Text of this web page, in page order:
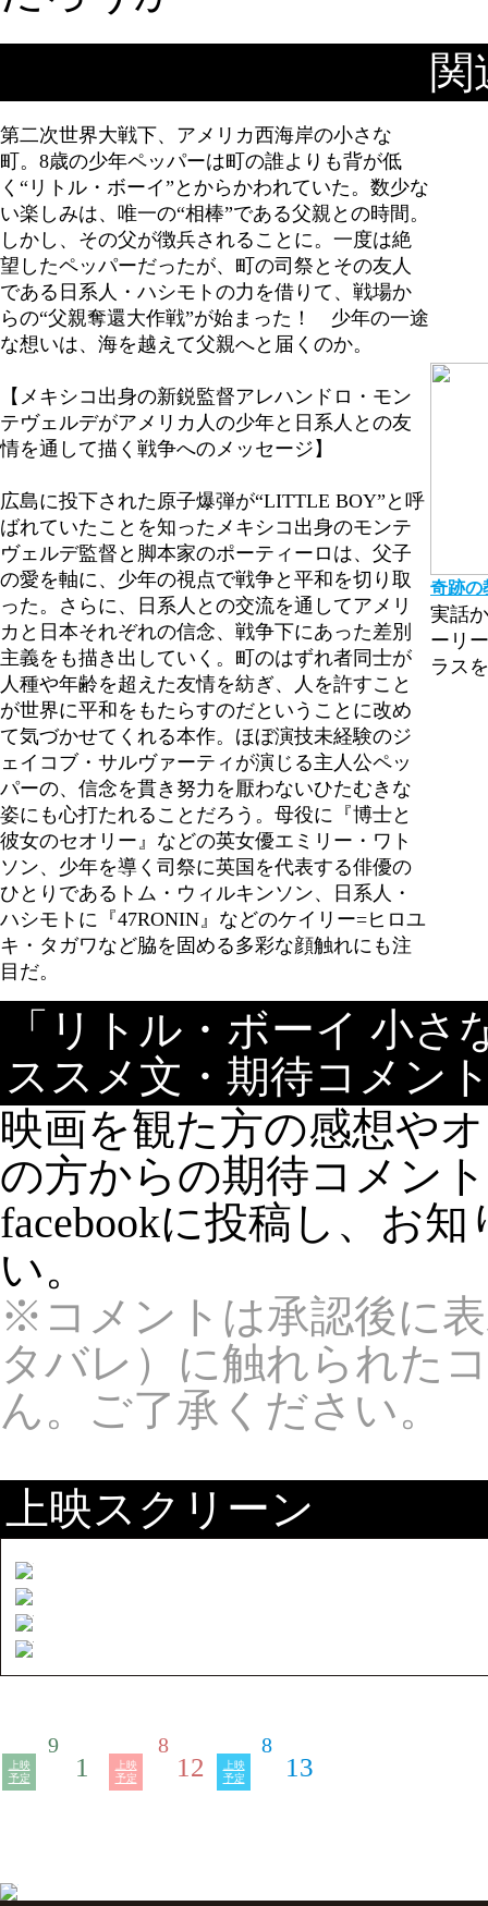
第二次世界大戦下、アメリカ西海岸の小さな
町。8歳の少年ペッパーは町の誰よりも背が低
く“リトル・ボーイ”とからかわれていた。数少な
い楽しみは、唯一の“相棒”である父親との時間。
しかし、その父が徴兵されることに。一度は絶
望したペッパーだったが、町の司祭とその友人
である日系人・ハシモトの力を借りて、戦場か
らの“父親奪還大作戦”が始まった！ 少年の一途
な想いは、海を越えて父親へと届くのか。
【メキシコ出身の新鋭監督アレハンドロ・モン
テヴェルデがアメリカ人の少年と日系人との友
情を通して描く戦争へのメッセージ】
広島に投下された原子爆弾が“LITTLE BOY”と呼
ばれていたことを知ったメキシコ出身のモンテ
ヴェルデ監督と脚本家のポーティーロは、父子
の愛を軸に、少年の視点で戦争と平和を切り取
った。さらに、日系人との交流を通してアメリ
カと日本それぞれの信念、戦争下にあった差別
主義をも描き出していく。町のはずれ者同士が
人種や年齢を超えた友情を紡ぎ、人を許すこと
が世界に平和をもたらすのだということに改め
て気づかせてくれる本作。ほぼ演技未経験のジ
ェイコブ・サルヴァーティが演じる主人公ペッ
パーの、信念を貫き努力を厭わないひたむきな
姿にも心打たれることだろう。母役に『博士と
彼女のセオリー』などの英女優エミリー・ワト
ソン、少年を導く司祭に英国を代表する俳優の
ひとりであるトム・ウィルキンソン、日系人・
ハシモトに『47RONIN』などのケイリー=ヒロユ
キ・タガワなど脇を固める多彩な顔触れにも注
目だ。
関
奇跡の
実話
ーリ
ラス
「リトル・ボーイ 小
ススメ文・期待コメン
映画を観た方の感想や
の方からの期待コメン
facebookに投稿し、お
い。
※コメントは承認後に
タバレ）に触れられた
ん。ご了承ください。
上映スクリーン
上映
予定
9
1
上映
予定
8
12
上映
予定
8
13